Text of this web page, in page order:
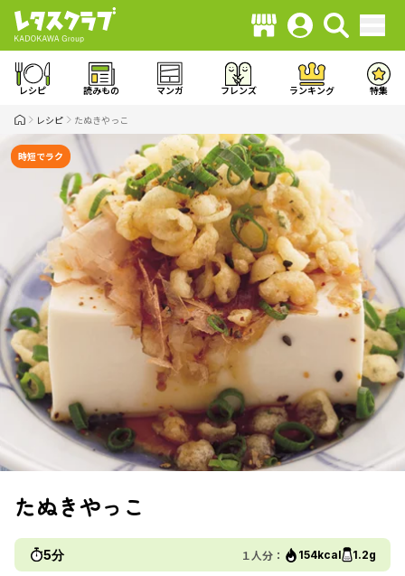
レシピ 読みもの マンガ フレンズ ランキング 特集
レシピ たぬきやっこ
時短でラク
たぬきやっこ
5分 １人分： 154kcal 1.2g